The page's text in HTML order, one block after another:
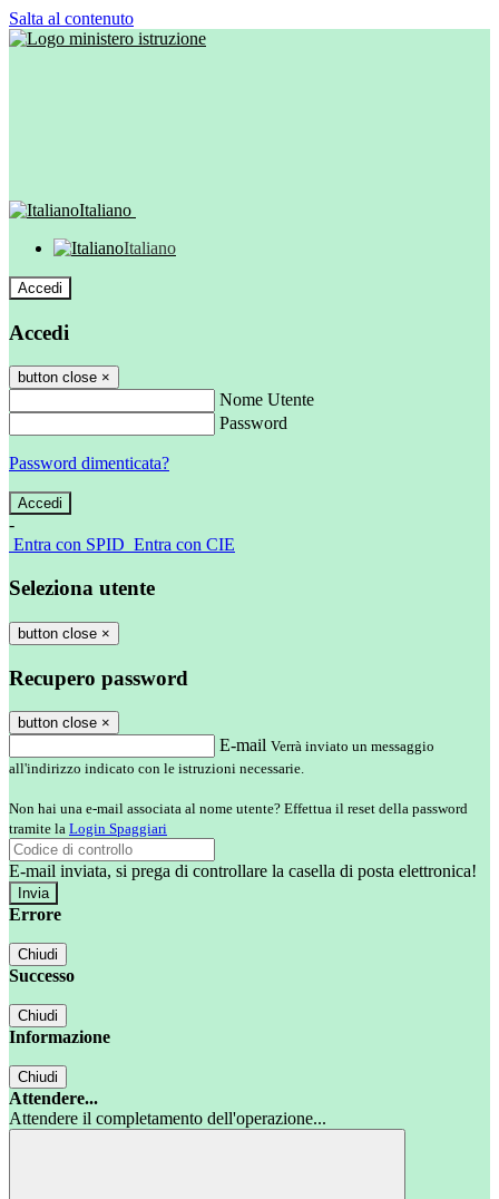
Salta al contenuto
Italiano
Italiano
Accedi
Accedi
button close ×
Nome Utente
Password
Password dimenticata?
-
Entra con SPID Entra con CIE
Seleziona utente
button close ×
Recupero password
button close ×
E-mail Verrà inviato un messaggio
all'indirizzo indicato con le istruzioni necessarie.
Non hai una e-mail associata al nome utente? Effettua il reset della password
tramite la Login Spaggiari
E-mail inviata, si prega di controllare la casella di posta elettronica!
Errore
Chiudi
Successo
Chiudi
Informazione
Chiudi
Attendere...
Attendere il completamento dell'operazione...